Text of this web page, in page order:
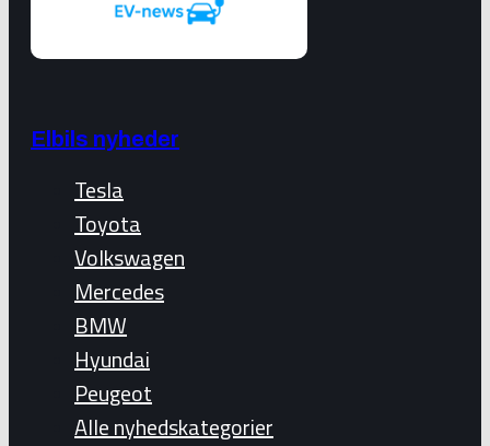
Elbils nyheder
Tesla
Toyota
Volkswagen
Mercedes
BMW
Hyundai
Peugeot
Alle nyhedskategorier